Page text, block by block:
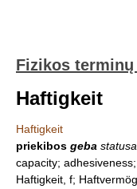
Fizikos terminų
Haftigkeit
Haftigkeit
priekibos geba
capacity;
Haftigkeit, f;